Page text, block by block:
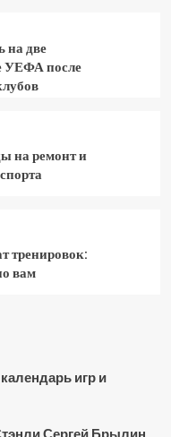
на две
УЕФА после
на ремонт и
тренировок:
вам
игр и